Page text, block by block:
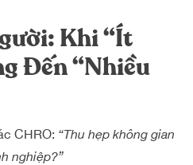
Khi “Ít
Đến “Nhiều
CHRO: “Thu hẹp không gian
nghiệp?”